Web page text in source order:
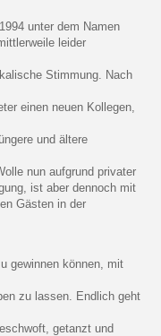
unter dem Namen
leider
Stimmung. Nach
einen neuen Kollegen,
und ältere
nun aufgrund privater
ist aber dennoch mit
Gästen in der
gewinnen können, mit
zu lassen. Endlich geht
getanzt und